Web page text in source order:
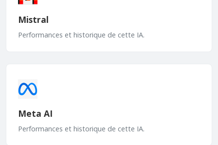
Mistral
Performances et historique de cette IA.
Meta AI
Performances et historique de cette IA.